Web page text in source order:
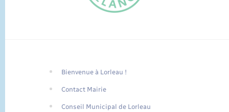
Traduction du
FR
Bienvenue à Lorleau !
Contact Mairie
Conseil Municipal de Lorleau